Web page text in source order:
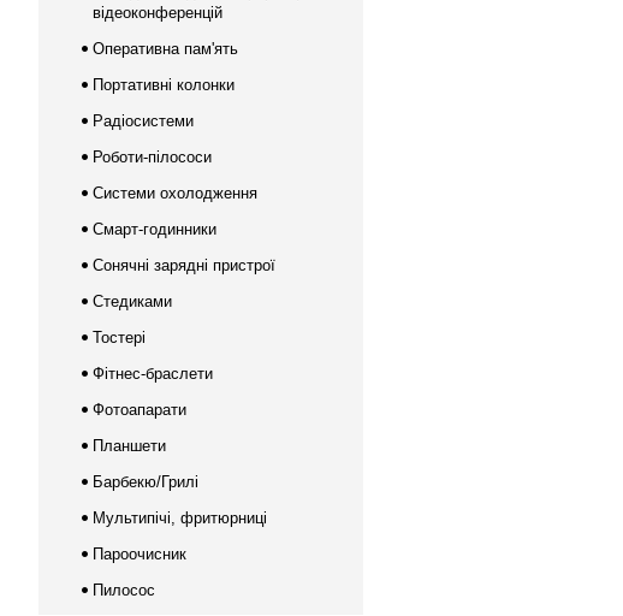
відеоконференцій
Оперативна пам'ять
Портативні колонки
Радіосистеми
Роботи-пілососи
Системи охолодження
Смарт-годинники
Сонячні зарядні пристрої
Стедиками
Тостері
Фітнес-браслети
Фотоапарати
Планшети
Барбекю/Грилі
Мультипічі, фритюрниці
Пароочисник
Пилосос